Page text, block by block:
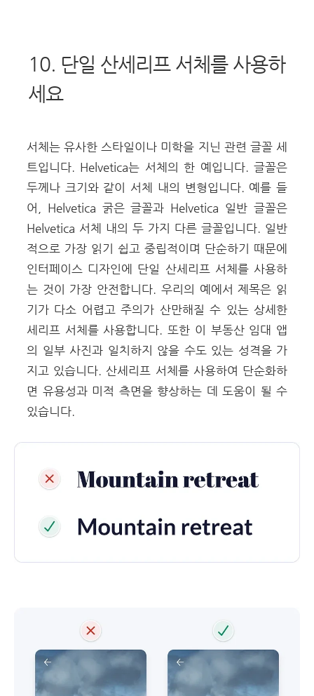
10. 단일 산세리프 서체를 사용하
세요
서체는 유사한 스타일이나 미학을 지닌 관련 글꼴 세
트입니다. Helvetica는 서체의 한 예입니다. 글꼴은
두께나 크기와 같이 서체 내의 변형입니다. 예를 들
어, Helvetica 굵은 글꼴과 Helvetica 일반 글꼴은
Helvetica 서체 내의 두 가지 다른 글꼴입니다. 일반
적으로 가장 읽기 쉽고 중립적이며 단순하기 때문에
인터페이스 디자인에 단일 산세리프 서체를 사용하
는 것이 가장 안전합니다. 우리의 예에서 제목은 읽
기가 다소 어렵고 주의가 산만해질 수 있는 상세한
세리프 서체를 사용합니다. 또한 이 부동산 임대 앱
의 일부 사진과 일치하지 않을 수도 있는 성격을 가
지고 있습니다. 산세리프 서체를 사용하여 단순화하
면 유용성과 미적 측면을 향상하는 데 도움이 될 수
있습니다.